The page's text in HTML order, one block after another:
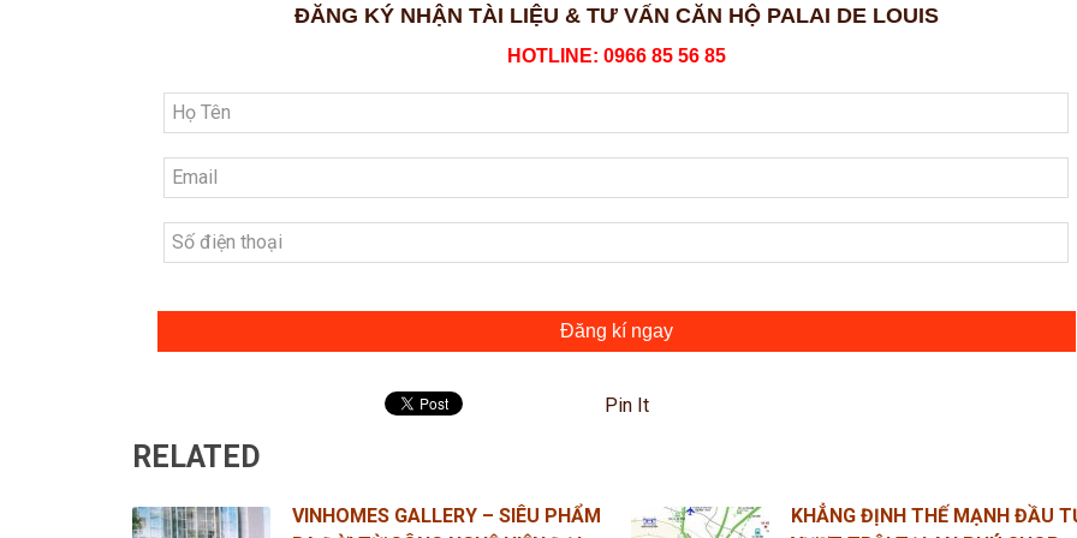
ĐĂNG KÝ NHẬN TÀI LIỆU & TƯ VẤN CĂN HỘ PALAI DE LOUIS
HOTLINE: 0966 85 56 85
Đăng kí ngay
Pin It
RELATED
VINHOMES GALLERY – SIÊU PHẨM
KHẲNG ĐỊNH THẾ MẠNH ĐẦU